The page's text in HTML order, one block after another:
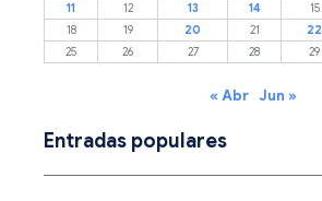
11
12 13 14 15
18
19 20 21 22
25
26 27 28 29
« Abr Jun »
Entradas populares